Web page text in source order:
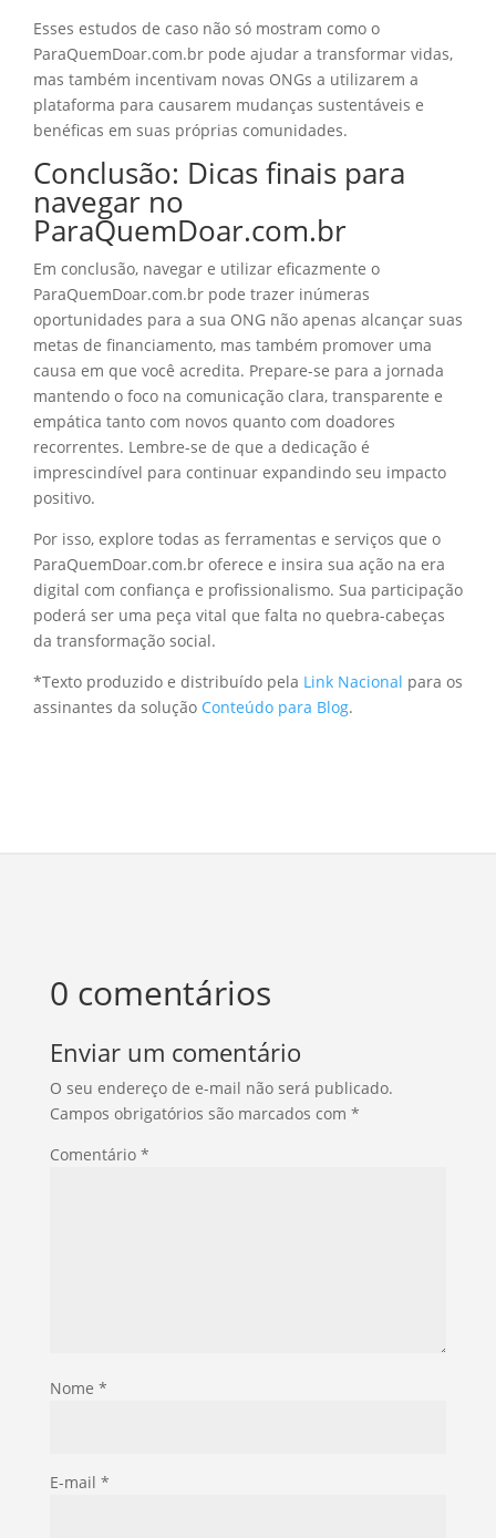
Esses estudos de caso não só mostram como o
ParaQuemDoar.com.br pode ajudar a transformar vidas,
mas também incentivam novas ONGs a utilizarem a
plataforma para causarem mudanças sustentáveis e
benéficas em suas próprias comunidades.
Conclusão: Dicas finais para
navegar no
ParaQuemDoar.com.br
Em conclusão, navegar e utilizar eficazmente o
ParaQuemDoar.com.br pode trazer inúmeras
oportunidades para a sua ONG não apenas alcançar suas
metas de financiamento, mas também promover uma
causa em que você acredita. Prepare-se para a jornada
mantendo o foco na comunicação clara, transparente e
empática tanto com novos quanto com doadores
recorrentes. Lembre-se de que a dedicação é
imprescindível para continuar expandindo seu impacto
positivo.
Por isso, explore todas as ferramentas e serviços que o
ParaQuemDoar.com.br oferece e insira sua ação na era
digital com confiança e profissionalismo. Sua participação
poderá ser uma peça vital que falta no quebra-cabeças
da transformação social.
*Texto produzido e distribuído pela Link Nacional para os
assinantes da solução Conteúdo para Blog.
0 comentários
Enviar um comentário
O seu endereço de e-mail não será publicado.
Campos obrigatórios são marcados com *
Comentário *
Nome *
E-mail *